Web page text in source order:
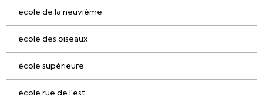
ecole de la neuviéme
ecole des oiseaux
école supérieure
école rue de l'est